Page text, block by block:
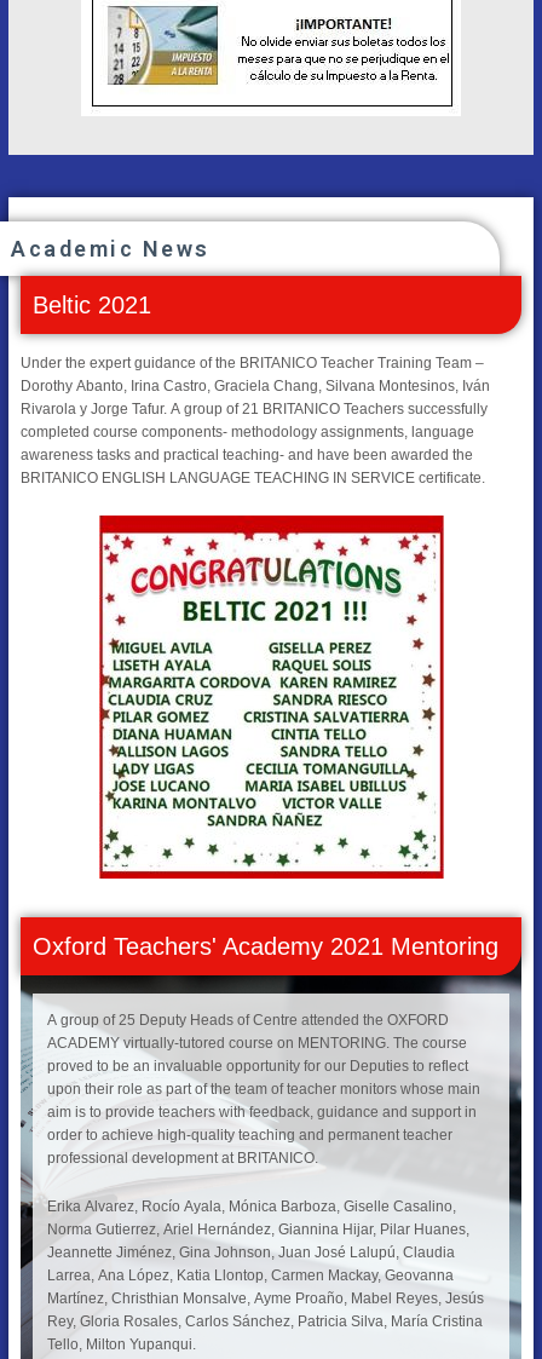
Academic News
Beltic 2021
Under the expert guidance of the BRITANICO Teacher Training Team –
Dorothy Abanto, Irina Castro, Graciela Chang, Silvana Montesinos, Iván
Rivarola y Jorge Tafur. A group of 21 BRITANICO Teachers successfully
completed course components- methodology assignments, language
awareness tasks and practical teaching- and have been awarded the
BRITANICO ENGLISH LANGUAGE TEACHING IN SERVICE certificate.
Oxford Teachers' Academy 2021 Mentoring
A group of 25 Deputy Heads of Centre attended the OXFORD
ACADEMY virtually-tutored course on MENTORING. The course
proved to be an invaluable opportunity for our Deputies to reflect
upon their role as part of the team of teacher monitors whose main
aim is to provide teachers with feedback, guidance and support in
order to achieve high-quality teaching and permanent teacher
professional development at BRITANICO.
Erika Alvarez, Rocío Ayala, Mónica Barboza, Giselle Casalino,
Norma Gutierrez, Ariel Hernández, Giannina Hijar, Pilar Huanes,
Jeannette Jiménez, Gina Johnson, Juan José Lalupú, Claudia
Larrea, Ana López, Katia Llontop, Carmen Mackay, Geovanna
Martínez, Christhian Monsalve, Ayme Proaño, Mabel Reyes, Jesús
Rey, Gloria Rosales, Carlos Sánchez, Patricia Silva, María Cristina
Tello, Milton Yupanqui.